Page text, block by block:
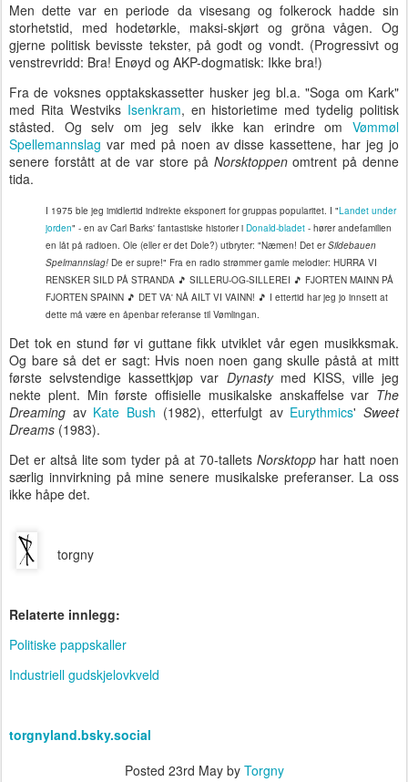
Men dette var en periode da visesang og folkerock hadde sin
storhetstid, med hodetørkle, maksi-skjørt og gröna vågen. Og
gjerne politisk bevisste tekster, på godt og vondt. (Progressivt og
venstrevridd: Bra! Enøyd og AKP-dogmatisk: Ikke bra!)
Fra de voksnes opptakskassetter husker jeg bl.a. "Soga om Kark"
med Rita Westviks Isenkram, en historietime med tydelig politisk
ståsted. Og selv om jeg selv ikke kan erindre om Vømmøl
Spellemannslag var med på noen av disse kassettene, har jeg jo
senere forstått at de var store på Norsktoppenomtrent på denne
tida.
I 1975 ble jeg imidlertid indirekte eksponert for gruppas popularitet. I "Landet under
jorden" - en av Carl Barks' fantastiske historier i Donald-bladet - hører andefamilien
en låt på radioen. Ole (eller er det Dole?) utbryter: "Næmen! Det erSildebauen
Spelmannslag! De er supre!" Fra en radio strømmer gamle melodier: HURRA VI
RENSKER SILD PÅ STRANDA 🎵 SILLERU-OG-SILLEREI 🎵 FJORTEN MAINN PÅ
FJORTEN SPAINN 🎵 DET VA' NÅ AILT VI VAINN! 🎵 I ettertid har jeg jo innsett at
dette må være en åpenbar referanse til Vømlingan.
Det tok en stund før vi guttane fikk utviklet vår egen musikksmak.
Og bare så det er sagt: Hvis noen noen gang skulle påstå at mitt
første selvstendige kassettkjøp var Dynastymed KISS, ville jeg
nekte plent. Min første offisielle musikalske anskaffelse var The
Dreaming av Kate Bush (1982), etterfulgt av Eurythmics' Sweet
Dreams (1983).
Det er altså lite som tyder på at 70-tallets Norsktopphar hatt noen
særlig innvirkning på mine senere musikalske preferanser. La oss
ikke håpe det.
torgny
Relaterte innlegg:
Politiske pappskaller
Industriell gudskjelovkveld
torgnyland.bsky.social
Posted 23rd Mayby Torgny